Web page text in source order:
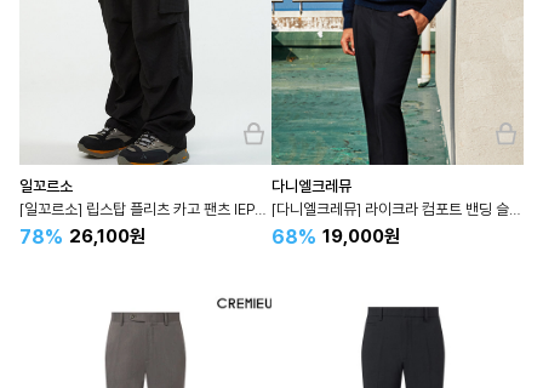
일꼬르소
78% 26,100원
다니엘크레뮤
68% 19,000원